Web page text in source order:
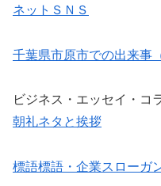
ネットＳＮＳ
千葉県市原市での出来事
ビジネス・エッセイ・コ
朝礼ネタと挨拶
標語標語・企業スローガ